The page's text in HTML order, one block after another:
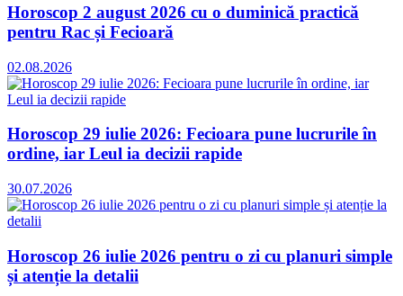
Horoscop 2 august 2026 cu o duminică practică
pentru Rac și Fecioară
02.08.2026
Horoscop 29 iulie 2026: Fecioara pune lucrurile în
ordine, iar Leul ia decizii rapide
30.07.2026
Horoscop 26 iulie 2026 pentru o zi cu planuri simple
și atenție la detalii